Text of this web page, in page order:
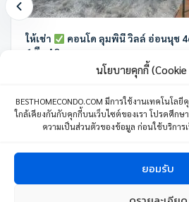
นโยบายคุกกี้ (Cookie
BESTHOMECONDO.COM มีการใช้งานเทคโนโ
ใกล้เคียงกันกับคุกกี้บนเว็บไซต์ของเรา โปรดศึกษ
ความเป็นส่วนตัวของข้อมูล ก่อนใช้บริการ
ยอมรับ
ให้เช่า คอนโด ลุมพินี วิลล์ อ่อนนุช
6 ตึก A2
ลุมพินี วิลล์ อ่อนนุช 46 ซอย อ่อนนุช 46 แขวงส
1 ห้องนอน 1 ห้องน้ำ 1